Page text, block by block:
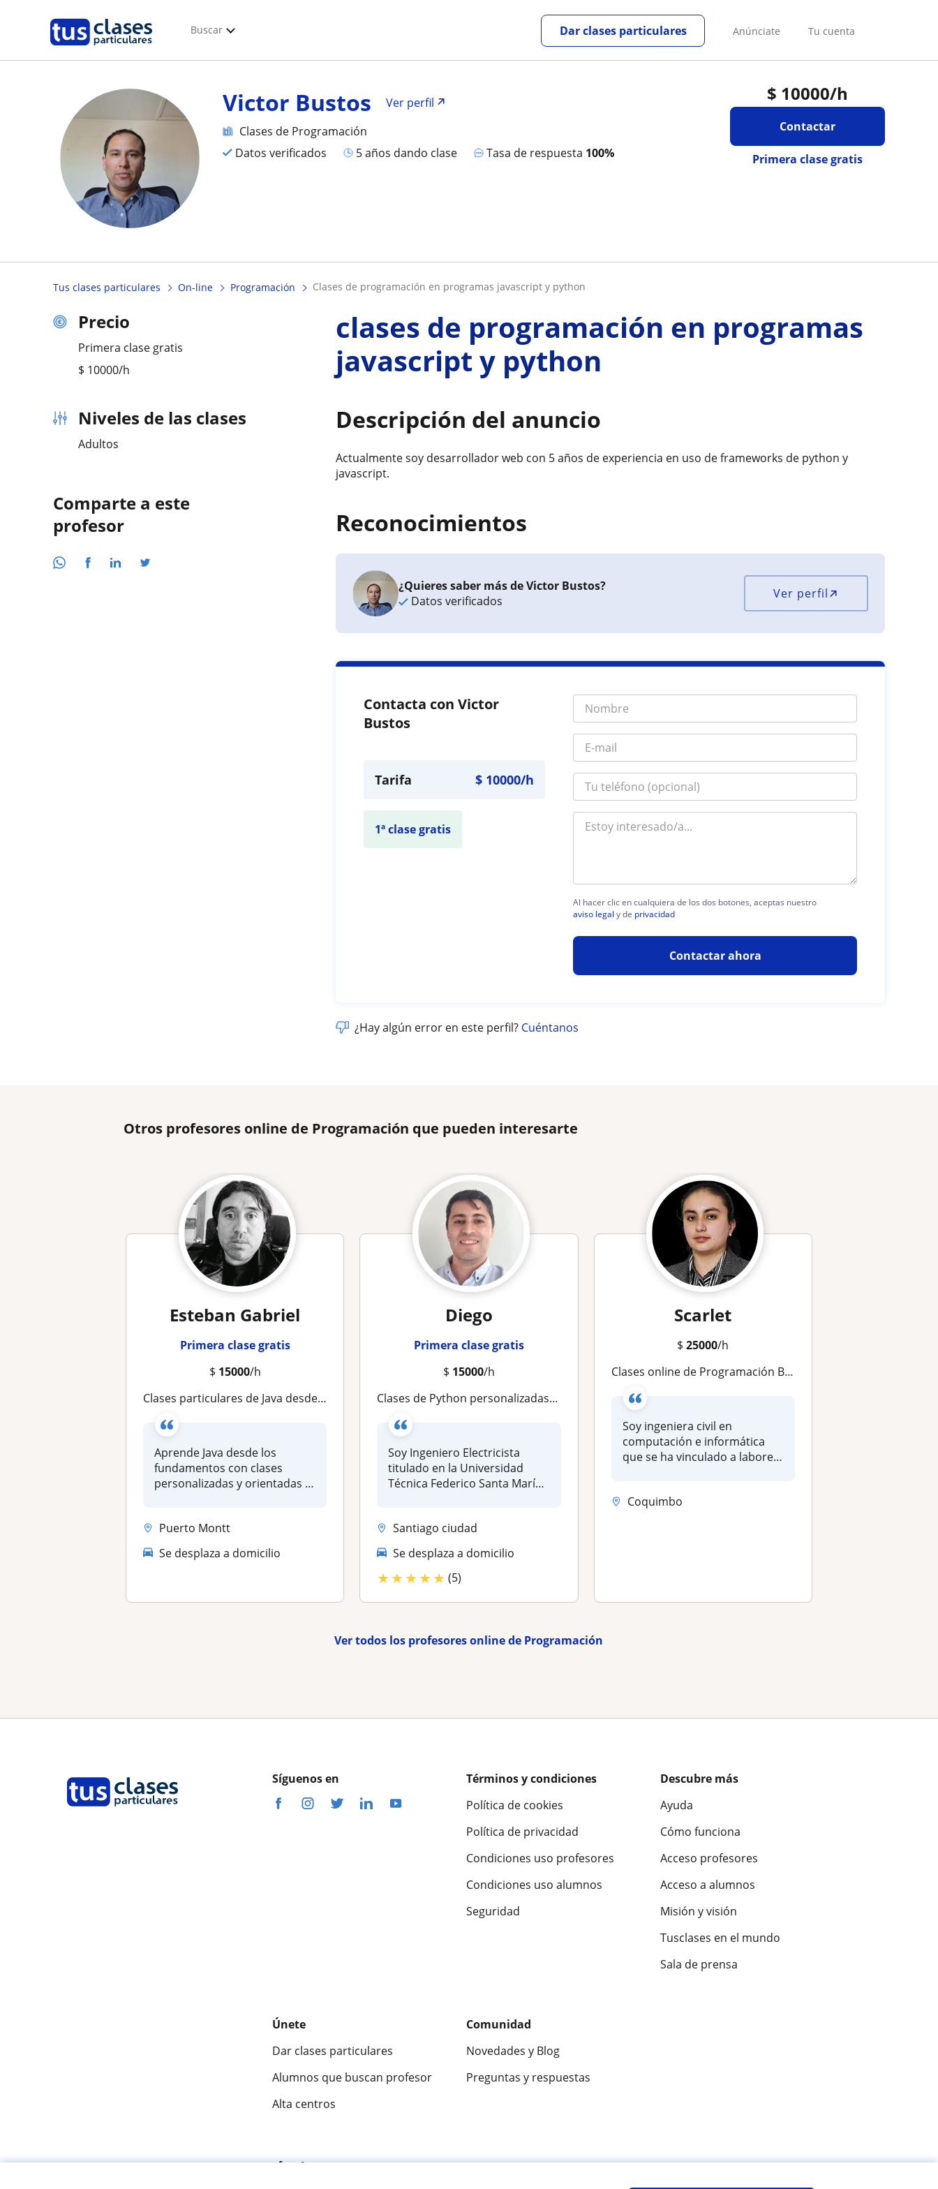
Buscar Anúnciate Tu cuenta
Dar clases particulares
$ 10000/h
Contactar
Primera clase gratis
Victor Bustos
Ver perfil
Clases de Programación
Datos verificados
5 años dando clase Tasa de respuesta 100%
Tus clases particulares On-line Programación clases de programación en programas javascript y python
Precio
Primera clase gratis
$ 10000/h
Niveles de las clases
Adultos
Comparte a este
profesor
clases de programación en programas
javascript y python
Descripción del anuncio
Actualmente soy desarrollador web con 5 años de experiencia en uso de frameworks de python y
javascript.
Reconocimientos
¿Quieres saber más de Victor Bustos?
Datos verificados
Ver perfil
Contacta con Victor
Bustos
Tarifa $ 10000/h
1ª clase gratis
Al hacer clic en cualquiera de los dos botones, aceptas nuestro
aviso legal y de privacidad
Contactar ahora
¿Hay algún error en este perfil? Cuéntanos
Otros profesores online de Programación que pueden interesarte
Esteban Gabriel
Primera clase gratis
$ 15000/h
Clases particulares de Java desde cero con enfoque práctico y fundamentos sólidos
Aprende Java desde los
fundamentos con clases
personalizadas y orientadas a
Puerto Montt
Se desplaza a domicilio
Diego
Primera clase gratis
$ 15000/h
Clases de Python personalizadas para estudiantes
Soy Ingeniero Electricista
titulado en la Universidad
Técnica Federico Santa María
Santiago ciudad
Se desplaza a domicilio
★★★★★ (5)
Scarlet
$25000/h
Clases online de Programación Básica con Python 3
Soy ingeniera civil en
computación e informática
que se ha vinculado a labores
Coquimbo
Ver todos los profesores online de Programación
Síguenos en
Términos y condiciones
Política de cookies
Política de privacidad
Condiciones uso profesores
Condiciones uso alumnos
Seguridad
Descubre más
Ayuda
Cómo funciona
Acceso profesores
Acceso a alumnos
Misión y visión
Tusclases en el mundo
Sala de prensa
Únete
Dar clases particulares
Alumnos que buscan profesor
Alta centros
Comunidad
Novedades y Blog
Preguntas y respuestas
Fantástica 9,5/10 ★★★★★